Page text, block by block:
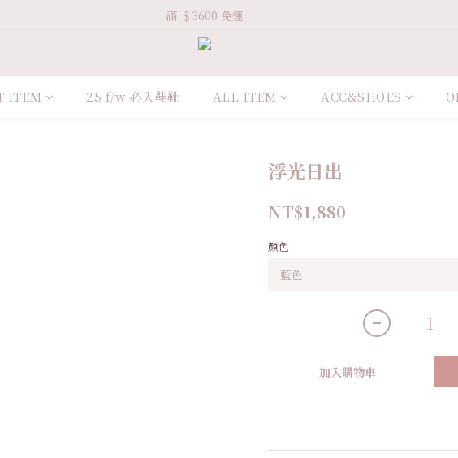
Welcome VHS.co
滿 ＄3600 免運
Welcome VHS.co
ITEM 25 f/w 必入鞋靴 ALL ITEM ACC&SHOES
浮光日出
NT$1,880
顏色
加入購物車